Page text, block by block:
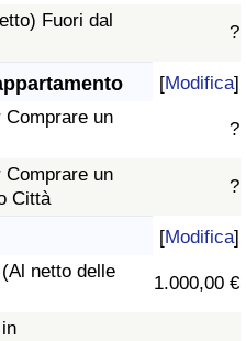
Fuori dal
?
[Modifica]
Comprare un
?
Comprare un
Città
?
[Modifica]
netto delle
1.000,00 €
(Corrente)
(Corrente)